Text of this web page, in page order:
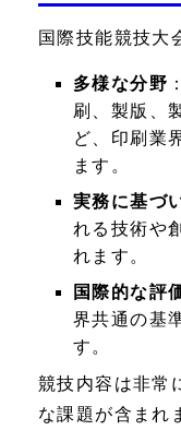
国際技能競技大
多様な分野
刷、製版、
ど、印刷業
ます。
実務に基づ
れる技術や
れます。
国際的な評
界共通の基
す。
競技内容は非常
な課題が含まれ